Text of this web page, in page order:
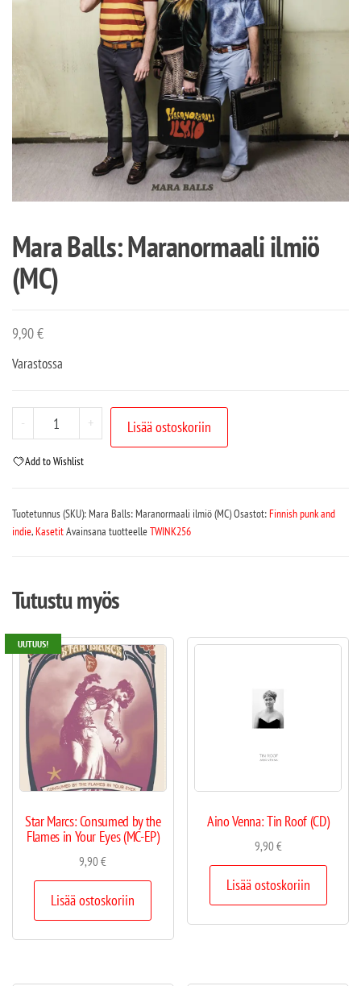
Mara Balls: Maranormaali ilmiö
(MC)
9,90€
Varastossa
- + Lisää ostoskoriin
Add to Wishlist
Tuotetunnus (SKU): Mara Balls: Maranormaali ilmiö (MC)Osastot:Finnish punk and
indie,KasetitAvainsana tuotteelleTWINK256
Tutustu myös
UUTUUS!
Star Marcs: Consumed by the
Flames in Your Eyes (MC-EP)
9,90€
Lisää ostoskoriin
Aino Venna: Tin Roof (CD)
9,90€
Lisää ostoskoriin